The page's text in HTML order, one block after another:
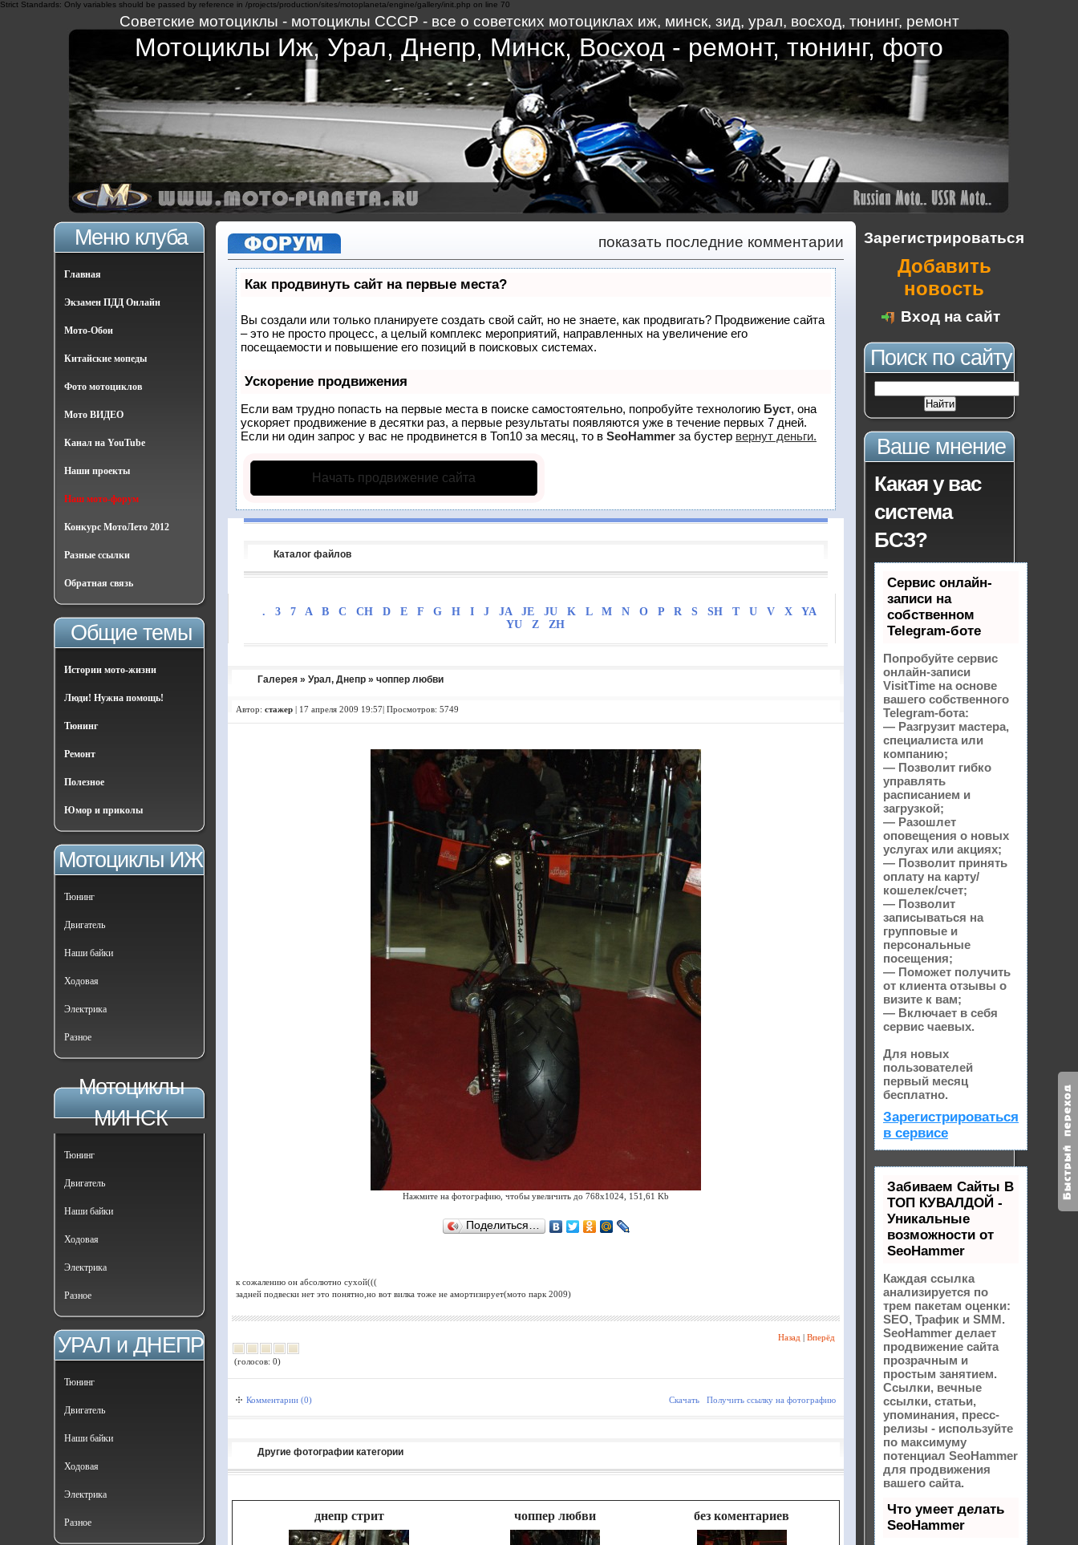
Strict Standards: Only variables should be passed by reference in /projects/production/sites/motoplaneta/engine/gallery/init.php on line 70
Советские мотоциклы - мотоциклы СССР - все о советских мотоциклах иж, минск, зид, урал, восход, тюнинг, ремонт
Мотоциклы Иж, Урал, Днепр, Минск, Восход - ремонт, тюнинг, фото
Меню клуба
Главная
Экзамен ПДД Онлайн
Мото-Обои
Китайские мопеды
Фото мотоциклов
Мото ВИДЕО
Канал на YouTube
Наши проекты
Наш мото-форум
Конкурс МотоЛето 2012
Разные ссылки
Обратная связь
Общие темы
Истории мото-жизни
Люди! Нужна помощь!
Тюнинг
Ремонт
Полезное
Юмор и приколы
Мотоциклы ИЖ
Тюнинг
Двигатель
Наши байки
Ходовая
Электрика
Разное
Мотоциклы
МИНСК
Тюнинг
Двигатель
Наши байки
Ходовая
Электрика
Разное
УРАЛ и ДНЕПР
Тюнинг
Двигатель
Наши байки
Ходовая
Электрика
Разное
показать последние комментарии
Как продвинуть сайт на первые места?
Вы создали или только планируете создать свой сайт, но не знаете, как продвигать? Продвижение сайта
– это не просто процесс, а целый комплекс мероприятий, направленных на увеличение его
посещаемости и повышение его позиций в поисковых системах.
Ускорение продвижения
Если вам трудно попасть на первые места в поиске самостоятельно, попробуйте технологию Буст, она
ускоряет продвижение в десятки раз, а первые результаты появляются уже в течение первых 7 дней.
Если ни один запрос у вас не продвинется в Топ10 за месяц, то в SeoHammer за бустер вернут деньги.
Начать продвижение сайта
Каталог файлов
. 3 7 A B C CH D E F G H I J JA JE JU K L M N O P R S SH T U V X
YA
YU
Z ZH
Галерея » Урал, Днепр » чоппер любви
Автор: стажер | 17 апреля 2009 19:57| Просмотров: 5749
Нажмите на фотографию, чтобы увеличить до 768x1024, 151,61 Kb
Поделиться…
к сожалению он абсолютно сухой(((
задней подвески нет это понятно,но вот вилка тоже не амортизирует(мото парк 2009)
(голосов: 0)
Назад | Вперёд
Комментарии (0) Скачать Получить ссылку на фотографию
Другие фотографии категории
днепр стрит чоппер любви без коментариев
Зарегистрироваться
Добавить
новость
Вход на сайт
Поиск по сайту
Ваше мнение
Какая у вас
система
БСЗ?
Сервис онлайн-
записи на
собственном
Telegram-боте
Попробуйте сервис
онлайн-записи
VisitTime на основе
вашего собственного
Telegram-бота:
— Разгрузит мастера,
специалиста или
компанию;
— Позволит гибко
управлять
расписанием и
загрузкой;
— Разошлет
оповещения о новых
услугах или акциях;
— Позволит принять
оплату на карту/
кошелек/счет;
— Позволит
записываться на
групповые и
персональные
посещения;
— Поможет получить
от клиента отзывы о
визите к вам;
— Включает в себя
сервис чаевых.
Для новых
пользователей
первый месяц
бесплатно.
Зарегистрироваться
в сервисе
Забиваем Сайты В
ТОП КУВАЛДОЙ -
Уникальные
возможности от
SeoHammer
Каждая ссылка
анализируется по
трем пакетам оценки:
SEO, Трафик и SMM.
SeoHammer делает
продвижение сайта
прозрачным и
простым занятием.
Ссылки, вечные
ссылки, статьи,
упоминания, пресс-
релизы - используйте
по максимуму
потенциал SeoHammer
для продвижения
вашего сайта.
Что умеет делать
SeoHammer